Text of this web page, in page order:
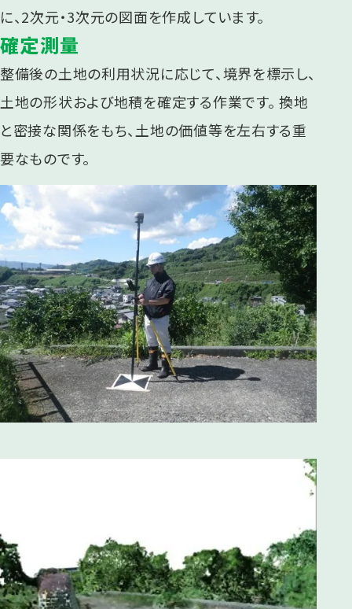
に、2次元・3次元の図面を作成しています。
確定測量
整備後の土地の利用状況に応じて、境界を標示し、
土地の形状および地積を確定する作業です。 換地
と密接な関係をもち、土地の価値等を左右する重
要なものです。